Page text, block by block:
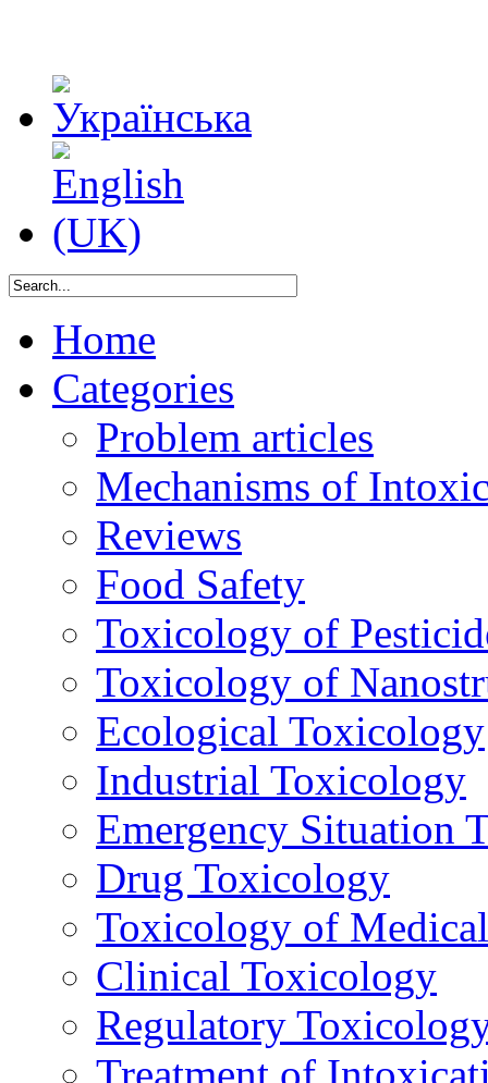
Home
Categories
Problem articles
Mechanisms of
Reviews
Food Safety
Toxicology of
Toxicology of
Ecological Toxicology
Industrial Toxicology
Emergency Situation
Drug Toxicology
Toxicology of
Clinical Toxicology
Regulatory